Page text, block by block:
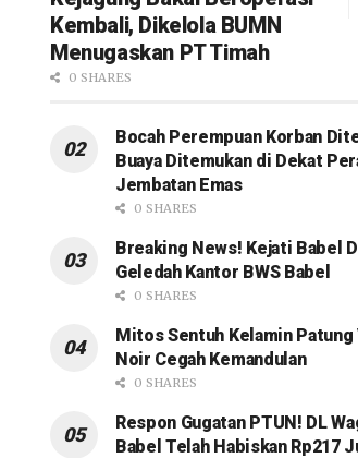
Kembali, Dikelola BUMN
Menugaskan PT Timah
0 SHARES
Bocah Perempuan Korban
Buaya Ditemukan di Dekat
Jembatan Emas
0 SHARES
Breaking News! Kejati Babel
Geledah Kantor BWS Babel
0 SHARES
Mitos Sentuh Kelamin
Noir Cegah Kemandulan
0 SHARES
Respon Gugatan PTUN! DL
Babel Telah Habiskan Rp217